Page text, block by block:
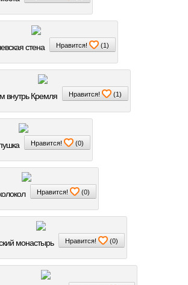
стена Нравится! (1 )
внутрь Кремля Нравится! (1 )
Нравится! (0)
Нравится! (0)
монастырь Нравится! (0)